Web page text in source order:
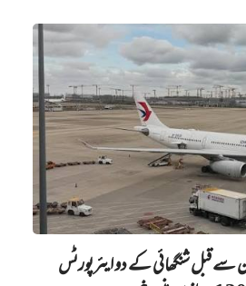
سے قبل شنگھائی کے دو ایئرپورٹس